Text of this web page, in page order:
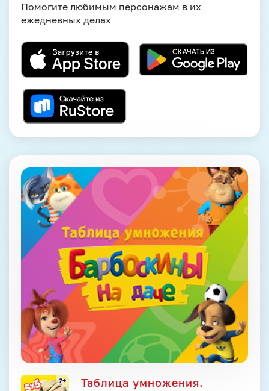
Помогите любимым персонажам в их
ежедневных делах
Таблица умножения.